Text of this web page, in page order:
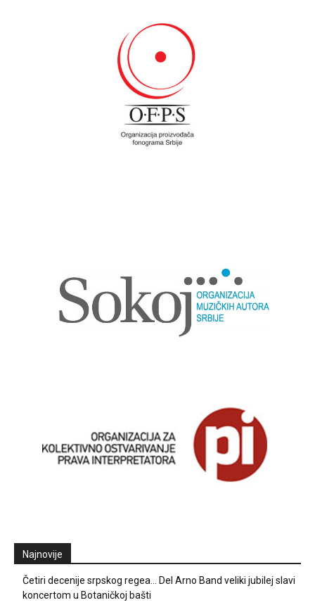
Najnovije
Četiri decenije srpskog regea… Del Arno Band veliki jubilej slavi
koncertom u Botaničkoj bašti